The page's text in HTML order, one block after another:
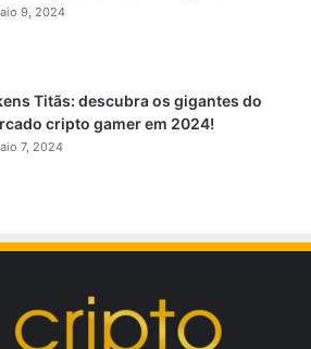
9, 2024
Titãs: descubra os gigantes do
cripto gamer em 2024!
7, 2024